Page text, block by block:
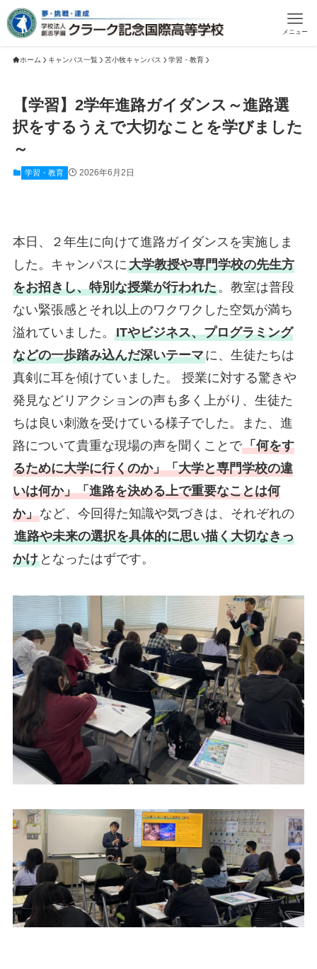
メニュー
ホーム キャンパス一覧 苫小牧キャンパス 学習・教育
【学習】2学年進路ガイダンス～進路選
択をするうえで大切なことを学びました
～
学習・教育 2026年6月2日
本日、２年生に向けて進路ガイダンスを実施しま
した。キャンパスに大学教授や専門学校の先生方
をお招きし、特別な授業が行われた。教室は普段
ない緊張感とそれ以上のワクワクした空気が満ち
溢れていました。 ITやビジネス、プログラミング
などの一歩踏み込んだ深いテーマに、生徒たちは
真剣に耳を傾けていました。 授業に対する驚きや
発見などリアクションの声も多く上がり、生徒た
ちは良い刺激を受けている様子でした。また、進
路について貴重な現場の声を聞くことで「何をす
るために大学に行くのか」「大学と専門学校の違
いは何か」「進路を決める上で重要なことは何
か」など、今回得た知識や気づきは、それぞれの
進路や未来の選択を具体的に思い描く大切なきっ
かけとなったはずです。